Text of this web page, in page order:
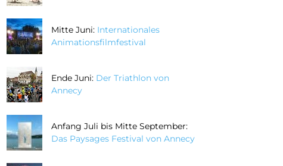
Mitte Juni: Internationales
Animationsfilmfestival
Ende Juni: Der Triathlon von
Annecy
Anfang Juli bis Mitte September:
Das Paysages Festival von Annecy